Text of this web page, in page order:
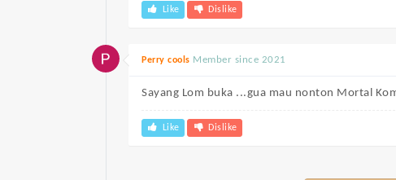
Like Dislike
Perry cools Member since 2021
Sayang Lom buka ...gua mau nonton Mortal
Like Dislike